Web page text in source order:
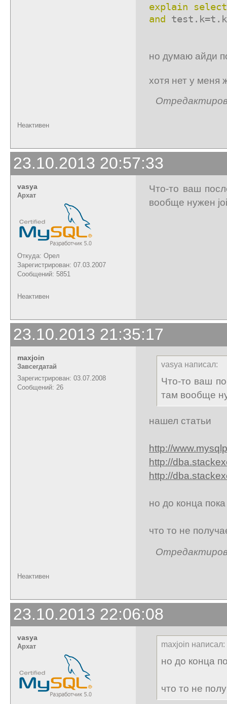
explain
select
and
но думаю айди
хотя нет у меня
Неактивен
23.10.2013 20:57:33
vasya
Архат
Откуда: Орел
Зарегистрирован: 07.03.2007
Сообщений: 5851
Что-то ваш
вообще нужен
Неактивен
23.10.2013 21:35:17
maxjoin
Завсегдатай
Зарегистрирован: 03.07.2008
Сообщений: 26
vasya написал:
Что-то ваш
там вообще
нашел статьи
http://
http://
http://
но до конца
что то не
Неактивен
23.10.2013 22:06:08
vasya
Архат maxjoin написал:
но до конца
что то не